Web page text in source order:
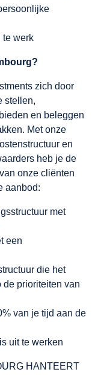
te werk
zich door
stellen,
en beleggen
Met onze
en
heb je de
onze cliënten
aanbod:
met
een
die het
de prioriteiten van
van je tijd aan de
uit te werken
HANTEERT